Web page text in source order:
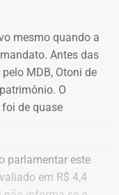
do ambiente de
para o Estado do
foi marcada pelo
pública, a
do
de tristeza,
bem comum”, disse
mesmo quando a
Antes das
MDB, Otoni de
O
de quase
parlamentar este
em R$ 4,4